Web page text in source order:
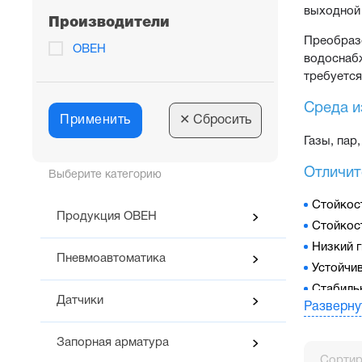
Выберите категорию
Продукция ОВЕН
Пневмоавтоматика
Датчики
Запорная арматура
Производители
ОВЕН
Применить ✕ Сбросить
Среда
Газы,
Низкий
Датчик